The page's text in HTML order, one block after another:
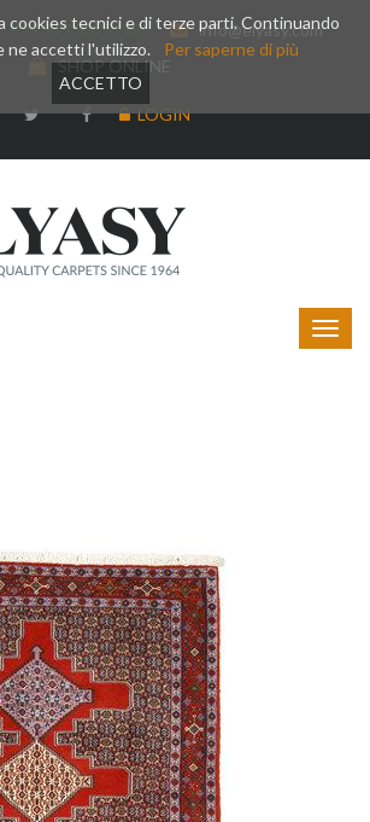
+39 377 3375788
info@elyasy.com
SHOP ONLINE
LOGIN
cookies tecnici e di terze parti. Continuando
ne accetti l'utilizzo.
Per saperne di più
ACCETTO